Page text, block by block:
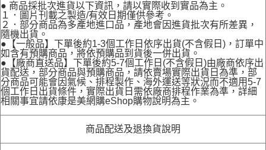
● 商品採批次進貨以下資訊，請以實際收到實品為主。
１．圖片刊載之製造/有效日期僅供參考。
２．部分商品為多產地進口品，產地會因進貨批次有所差異，
隨機出貨。
●【一般品】下單後約1-3個工作日依序出貨(不含假日)，訂單中
如含有預購商品，將依預購品到貨後一併出貨。
●【廠商直送品】下單後約5-7個工作日(不含假日)由廠商依序出
貨配送，部分商品與預購商品，請依賣場實際出貨日為準，部
分商品可能會因氣候、排程製作、海外運送等狀況而不適用5-7
個工作日出貨條件，實際出貨日需依廠商排程作業為準，詳細
相關事宜請依康是美網購eShop購物說明為主。
商品配送及退換貨說明